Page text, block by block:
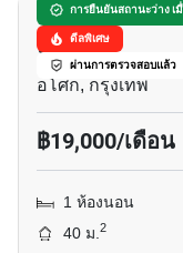
การยืนยันสถานะว่าง เ
ดีลพิเศษ
ผ่านการตรวจสอบแล้ว
เดอะ มาสเตอ
สุขุมวิท
อโศก, กรุงเทพ
฿19,000/เดือน
1 ห้องนอน
40 ม.2